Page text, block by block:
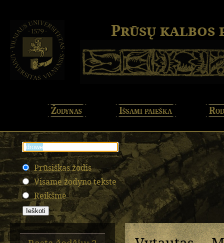
Prūsų kalbos
Žodynas Išsami paieška
Prūsiškas žodis
Visame žodyno tekste
Reikšmė